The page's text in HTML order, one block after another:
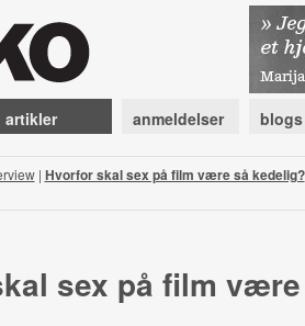
artikler anmeldelser blogs
| Hvorfor skal sex på film være så kedelig?
sex på film